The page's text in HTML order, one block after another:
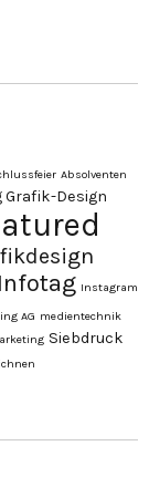
Absolventen
Design
Infotag Instagram
AG medientechnik
Siebdruck